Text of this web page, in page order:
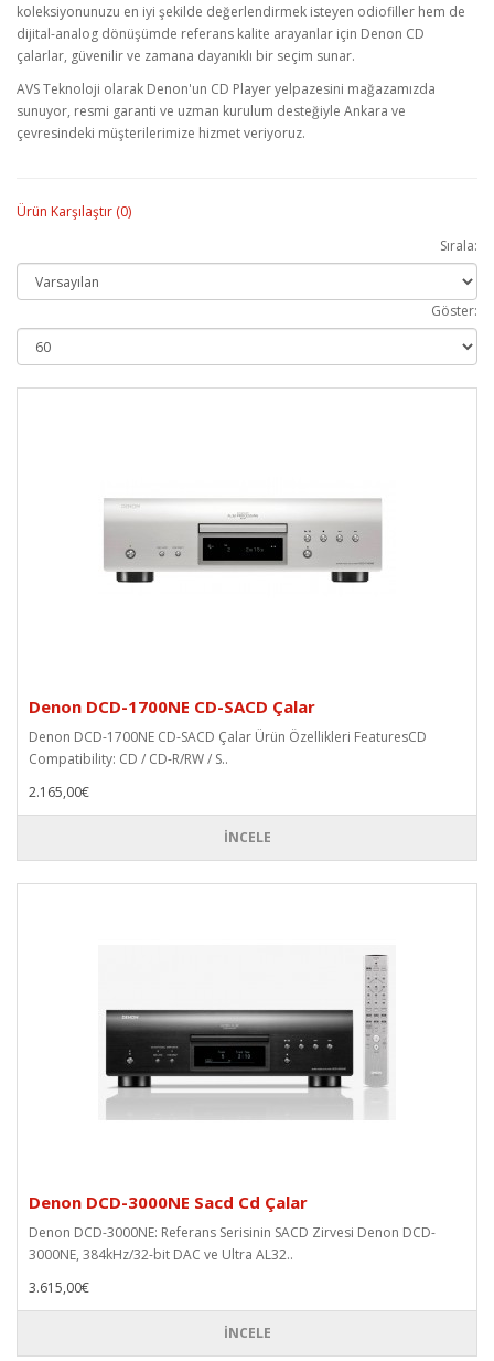
koleksiyonunuzu en iyi şekilde değerlendirmek isteyen odiofiller hem de
dijital-analog dönüşümde referans kalite arayanlar için Denon CD
çalarlar, güvenilir ve zamana dayanıklı bir seçim sunar.
AVS Teknoloji olarak Denon'un CD Player yelpazesini mağazamızda
sunuyor, resmi garanti ve uzman kurulum desteğiyle Ankara ve
çevresindeki müşterilerimize hizmet veriyoruz.
Ürün Karşılaştır (0)
Sırala:
Göster:
Denon DCD-1700NE CD-SACD Çalar
Denon DCD-1700NE CD-SACD Çalar Ürün Özellikleri FeaturesCD
Compatibility: CD / CD-R/RW / S..
2.165,00€
İNCELE
Denon DCD-3000NE Sacd Cd Çalar
Denon DCD-3000NE: Referans Serisinin SACD Zirvesi Denon DCD-
3000NE, 384kHz/32-bit DAC ve Ultra AL32..
3.615,00€
İNCELE